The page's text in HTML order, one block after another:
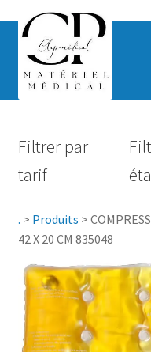
Hygiène
Maternité
Accessoires Salle de
Vêtements &
Filtrer par
tarif
. > Produits >
42 X 20 CM 835048